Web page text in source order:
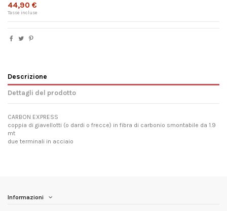
44,90 €
Tasse incluse
Descrizione
Dettagli del prodotto
CARBON EXPRESS
coppia di giavellotti (o dardi o frecce) in fibra di carbonio smontabile da 1.9
mt
due terminali in acciaio
Informazioni